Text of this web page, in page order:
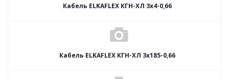
Кабель ELKAFLEX КГН-ХЛ 3x4-0,66
Кабель ELKAFLEX КГН-ХЛ 3x185-0,66